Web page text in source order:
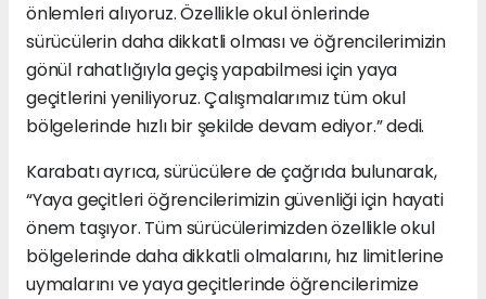
önlemleri alıyoruz. Özellikle okul önlerinde
sürücülerin daha dikkatli olması ve öğrencilerimizin
gönül rahatlığıyla geçiş yapabilmesi için yaya
geçitlerini yeniliyoruz. Çalışmalarımız tüm okul
bölgelerinde hızlı bir şekilde devam ediyor.” dedi.
Karabatı ayrıca, sürücülere de çağrıda bulunarak,
“Yaya geçitleri öğrencilerimizin güvenliği için hayati
önem taşıyor. Tüm sürücülerimizden özellikle okul
bölgelerinde daha dikkatli olmalarını, hız limitlerine
uymalarını ve yaya geçitlerinde öğrencilerimize